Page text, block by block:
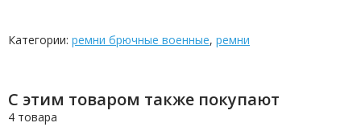
Категории: ремни брючные военные, ремни
С этим товаром также покупают
4 товара